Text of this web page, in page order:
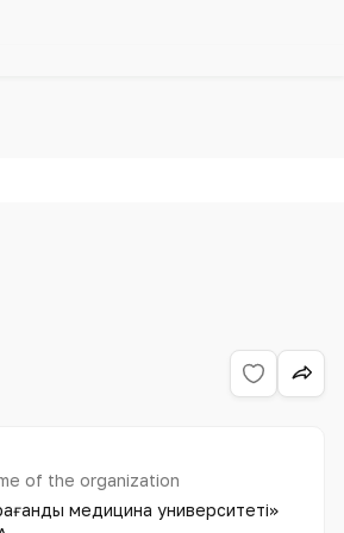
of the organization
медицина университеті»